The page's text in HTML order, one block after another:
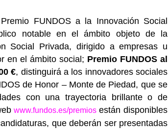
FUNDOS a la Innovación Social
notable en el ámbito objeto de la
Social Privada, dirigido a empresas u
en el ámbito social; Premio FUNDOS al
€, distinguirá a los innovadores sociales
de Honor – Monte de Piedad, que se
con una trayectoria brillante o de
www.fundos.es/premiosestán disponibles
que deberán ser presentadas